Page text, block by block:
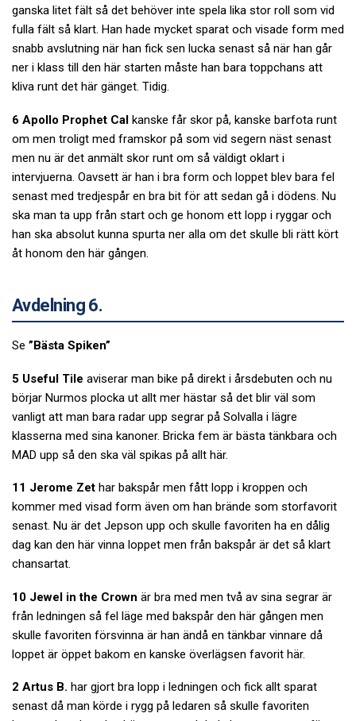
ganska litet fält så det behöver inte spela lika stor roll som vid
fulla fält så klart. Han hade mycket sparat och visade form med
snabb avslutning när han fick sen lucka senast så när han går
ner i klass till den här starten måste han bara toppchans att
kliva runt det här gänget. Tidig.
6 Apollo Prophet Cal kanske får skor på, kanske barfota runt
om men troligt med framskor på som vid segern näst senast
men nu är det anmält skor runt om så väldigt oklart i
intervjuerna. Oavsett är han i bra form och loppet blev bara fel
senast med tredjespår en bra bit för att sedan gå i dödens. Nu
ska man ta upp från start och ge honom ett lopp i ryggar och
han ska absolut kunna spurta ner alla om det skulle bli rätt kört
åt honom den här gången.
Avdelning 6.
Se ”Bästa Spiken”
5 Useful Tile aviserar man bike på direkt i årsdebuten och nu
börjar Nurmos plocka ut allt mer hästar så det blir väl som
vanligt att man bara radar upp segrar på Solvalla i lägre
klasserna med sina kanoner. Bricka fem är bästa tänkbara och
MAD upp så den ska väl spikas på allt här.
11 Jerome Zet har bakspår men fått lopp i kroppen och
kommer med visad form även om han brände som storfavorit
senast. Nu är det Jepson upp och skulle favoriten ha en dålig
dag kan den här vinna loppet men från bakspår är det så klart
chansartat.
10 Jewel in the Crown är bra med men två av sina segrar är
från ledningen så fel läge med bakspår den här gången men
skulle favoriten försvinna är han ändå en tänkbar vinnare då
loppet är öppet bakom en kanske överlägsen favorit här.
2 Artus B. har gjort bra lopp i ledningen och fick allt sparat
senast då man körde i rygg på ledaren så skulle favoriten